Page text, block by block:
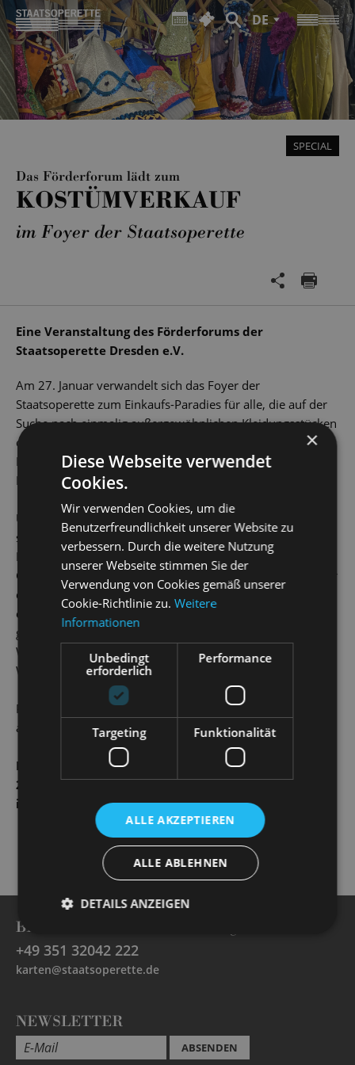
DE
SPECIAL
Das Förderforum lädt zum
KOSTÜMVERKAUF
im Foyer der Staatsoperette
Eine Veranstaltung des Förderforums der
Staatsoperette Dresden e.V.
Am 27. Januar verwandelt sich das Foyer der
Staatsoperette zum Einkaufs-Paradies für alle, die auf der
Suche nach einmalig außergewöhnlichen Kleidungsstücken
oder extravaganten Einzelteilen sind. Denn: Der
Kostümfundus des Hauses wurde aussortiert, um Platz für
Neues zu schaffen.
Über 800 Kostüme, Kostümteile, Accessoires und Hüte
stehen dann zum Verkauf. Darunter Kostüme aus den
Inszenierungen „Blondinen bevorzugt!“, „Frau Luna“, „Der
Graf von Luxemburg“ oder „Orpheus in der Unterwelt“. Für
die Faschingssaison kann man sich mit verrückten Outfits
eindecken oder eins der fantasievollen und aufwendig
gearbeiteten Kostüme – von Schneemann,
Weihnachtsengel bis Pflaumentoffel – aus der
Weihnachtsshow ergattern.
Preise: von 3 € bis 25 €
ausschließlich Barzahlung
Kostümverkauf
27. Januar 2024, 10 – 15 Uhr
im Foyer der Staatsoperette
BESUCHERSERVICE -
+49 351 32042 222
karten@staatsoperette.de
NEWSLETTER
ABSENDEN
×
Diese Webseite verwendet
Cookies.
Wir verwenden Cookies, um die
Benutzerfreundlichkeit unserer Website zu
verbessern. Durch die weitere Nutzung
unserer Webseite stimmen Sie der
Verwendung von Cookies gemäß unserer
Cookie-Richtlinie zu.Weitere
Informationen
Unbedingt
erforderlich
Performance
Targeting Funktionalität
ALLE AKZEPTIEREN
ALLE ABLEHNEN
DETAILS ANZEIGEN